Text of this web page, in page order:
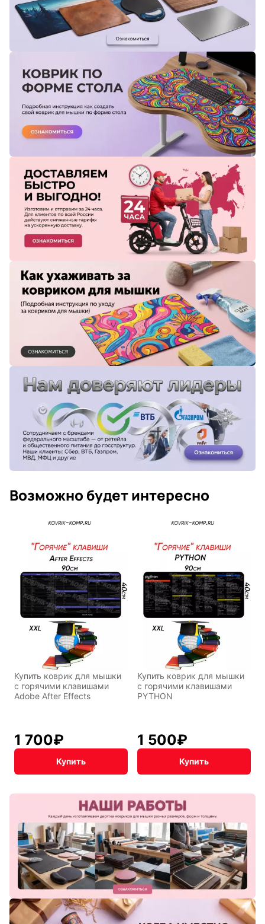
Возможно будет интересно
Купить коврик для мышки
с горячими клавишами
Adobe After Effects
1 700₽
Купить
Купить коврик для мышки
с горячими клавишами
PYTHON
1 500₽
Купить
Символы
года
Hot Wheels
клавиши
Карташева
ковра
Восточный
стиль
Кудряшка
INariArt